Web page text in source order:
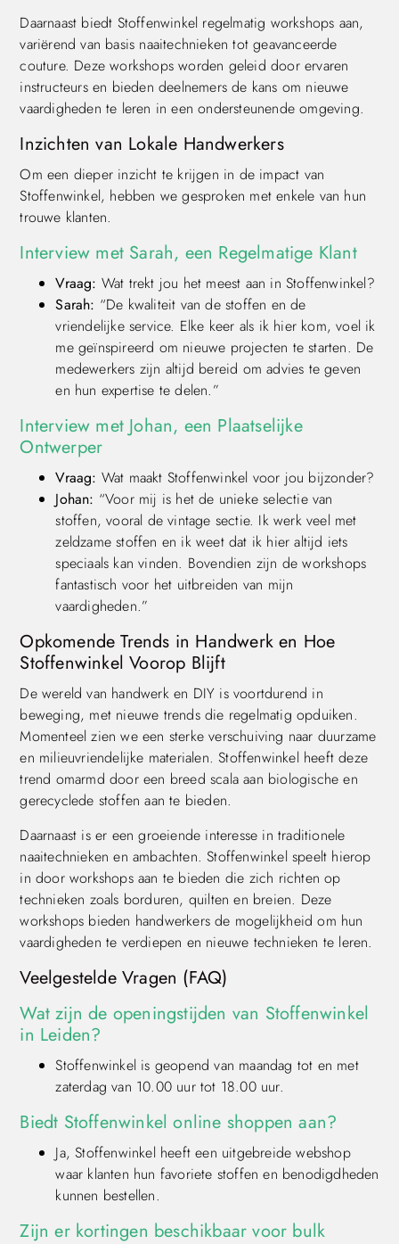
Daarnaast biedt Stoffenwinkel regelmatig workshops aan,
variërend van basis naaitechnieken tot geavanceerde
couture. Deze workshops worden geleid door ervaren
instructeurs en bieden deelnemers de kans om nieuwe
vaardigheden te leren in een ondersteunende omgeving.
Inzichten van Lokale Handwerkers
Om een dieper inzicht te krijgen in de impact van
Stoffenwinkel, hebben we gesproken met enkele van hun
trouwe klanten.
Interview met Sarah, een Regelmatige Klant
Vraag: Wat trekt jou het meest aan in Stoffenwinkel?
Sarah: “De kwaliteit van de stoffen en de
vriendelijke service. Elke keer als ik hier kom, voel ik
me geïnspireerd om nieuwe projecten te starten. De
medewerkers zijn altijd bereid om advies te geven
en hun expertise te delen.”
Interview met Johan, een Plaatselijke
Ontwerper
Vraag: Wat maakt Stoffenwinkel voor jou bijzonder?
Johan: “Voor mij is het de unieke selectie van
stoffen, vooral de vintage sectie. Ik werk veel met
zeldzame stoffen en ik weet dat ik hier altijd iets
speciaals kan vinden. Bovendien zijn de workshops
fantastisch voor het uitbreiden van mijn
vaardigheden.”
Opkomende Trends in Handwerk en Hoe
Stoffenwinkel Voorop Blijft
De wereld van handwerk en DIY is voortdurend in
beweging, met nieuwe trends die regelmatig opduiken.
Momenteel zien we een sterke verschuiving naar duurzame
en milieuvriendelijke materialen. Stoffenwinkel heeft deze
trend omarmd door een breed scala aan biologische en
gerecyclede stoffen aan te bieden.
Daarnaast is er een groeiende interesse in traditionele
naaitechnieken en ambachten. Stoffenwinkel speelt hierop
in door workshops aan te bieden die zich richten op
technieken zoals borduren, quilten en breien. Deze
workshops bieden handwerkers de mogelijkheid om hun
vaardigheden te verdiepen en nieuwe technieken te leren.
Veelgestelde Vragen (FAQ)
Wat zijn de openingstijden van Stoffenwinkel
in Leiden?
Stoffenwinkel is geopend van maandag tot en met
zaterdag van 10.00 uur tot 18.00 uur.
Biedt Stoffenwinkel online shoppen aan?
Ja, Stoffenwinkel heeft een uitgebreide webshop
waar klanten hun favoriete stoffen en benodigdheden
kunnen bestellen.
Zijn er kortingen beschikbaar voor bulk